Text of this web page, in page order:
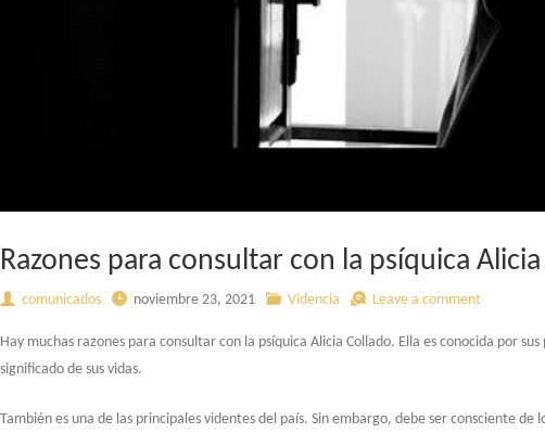
Razones para consultar con la psíquica
comunicados noviembre 23, 2021 Videncia Leave a comment
Hay muchas razones para consultar con la psíquica Alicia Collado. Ella es conocida por
significado de sus vidas.
También es una de las principales videntes del país. Sin embargo, debe ser consciente